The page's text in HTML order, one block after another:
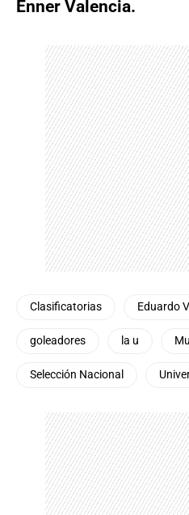
Enner Valencia.
Clasificatorias Eduardo
goleadores la u
Selección Nacional